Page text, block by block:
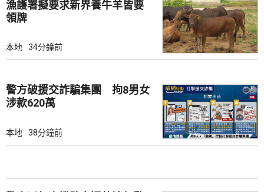
漁護署擬要求新界養牛羊皆要
領牌
本地 34分鐘前
警方破援交詐騙集團 拘8男女
涉款620萬
本地 38分鐘前